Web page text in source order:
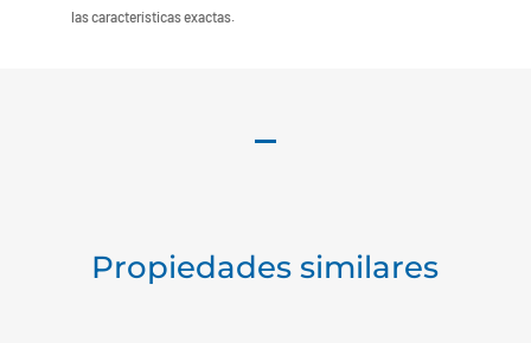
las características exactas.
Propiedades similares